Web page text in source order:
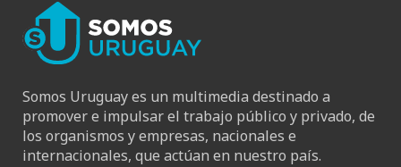
Somos Uruguay es un multimedia destinado a
promover e impulsar el trabajo público y privado, de
los organismos y empresas, nacionales e
internacionales, que actúan en nuestro país.